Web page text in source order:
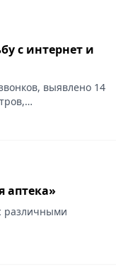
с интернет и
выявлено 14
аптека»
различными